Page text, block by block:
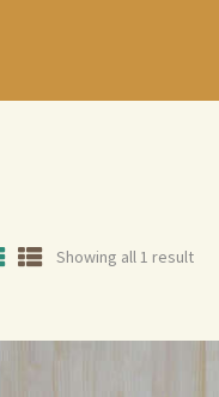
Showing all 1 result